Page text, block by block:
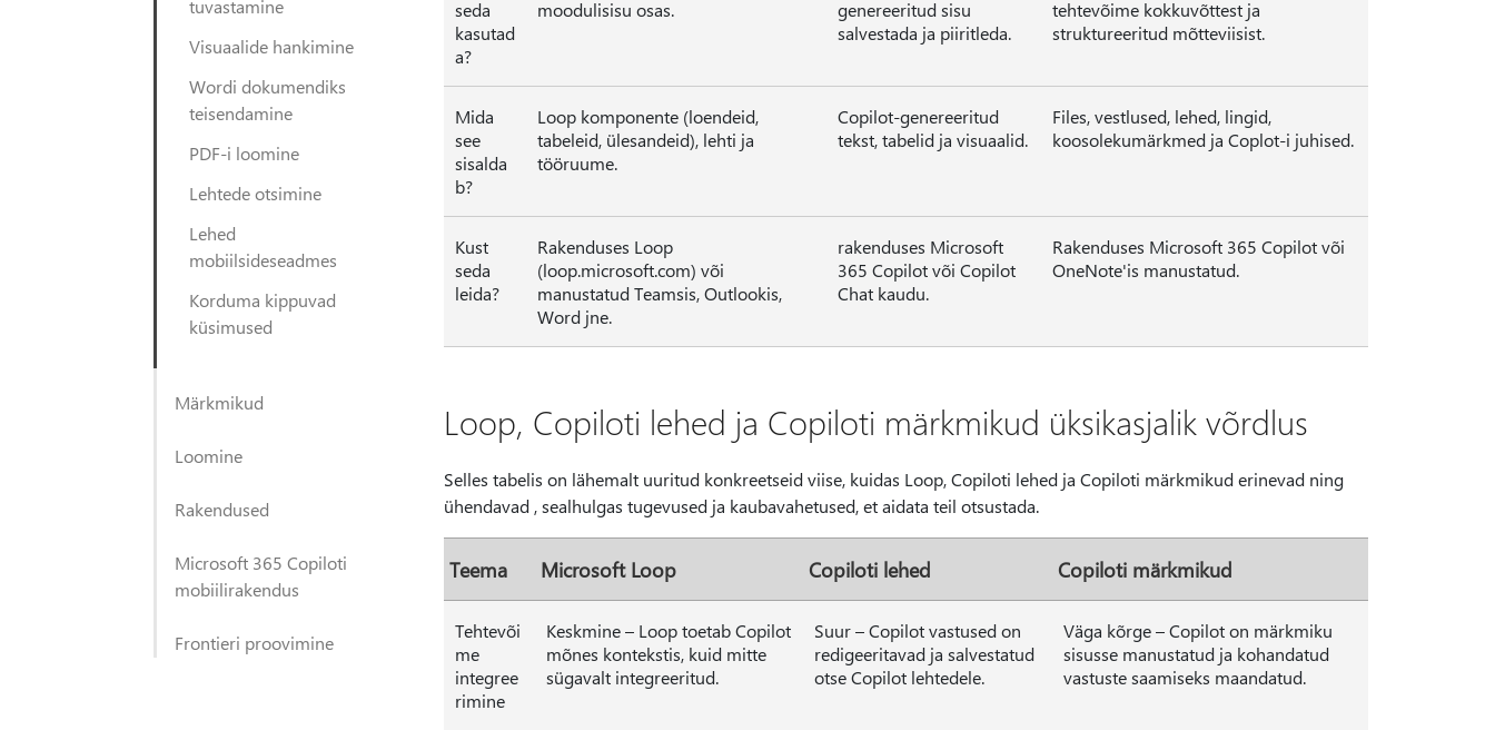
tuvastamine
Visuaalide hankimine
Wordi dokumendiks
teisendamine
PDF-i loomine
Lehtede otsimine
Lehed
mobiilsideseadmes
Korduma kippuvad
küsimused
Märkmikud
Loomine
Rakendused
Microsoft 365 Copiloti
mobiilirakendus
Frontieri proovimine
seda
kasutad
a?
moodulisisu osas.
genereeritud sisu
salvestada ja piiritleda.
tehtevõime kokkuvõttest ja
struktureeritud mõtteviisist.
Mida
see
sisalda
b?
Loop komponente (loendeid,
tabeleid, ülesandeid), lehti ja
tööruume.
Copilot-genereeritud
tekst, tabelid ja visuaalid.
Files, vestlused, lehed, lingid,
koosolekumärkmed ja Coplot-i juhised.
Kust
seda
leida?
Rakenduses Loop
(loop.microsoft.com) või
manustatud Teamsis, Outlookis,
Word jne.
rakenduses Microsoft
365 Copilot või Copilot
Chat kaudu.
Rakenduses Microsoft 365 Copilot või
OneNote'is manustatud.
Loop, Copiloti lehed ja Copiloti märkmikud üksikasjalik võrdlus
Selles tabelis on lähemalt uuritud konkreetseid viise, kuidas Loop, Copiloti lehed ja Copiloti märkmikud erinevad ning
ühendavad , sealhulgas tugevused ja kaubavahetused, et aidata teil otsustada.
Teema Microsoft Loop Copiloti lehed Copiloti märkmikud
Tehtevõi
me
integree
rimine
Keskmine – Loop toetab Copilot
mõnes kontekstis, kuid mitte
sügavalt integreeritud.
Suur – Copilot vastused on
redigeeritavad ja salvestatud
otse Copilot lehtedele.
Väga kõrge – Copilot on märkmiku
sisusse manustatud ja kohandatud
vastuste saamiseks maandatud.